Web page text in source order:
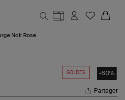
Noir Rose
SOLDES -60%
Partager